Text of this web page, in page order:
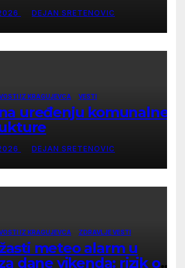
DEJAN SRETENOVIC
IZ KRAGUJEVCA VESTI
uređenju komunalne
DEJAN SRETENOVIC
IZ KRAGUJEVCA ZDRAVLJE VESTI
meteo alarm u
dane vikenda: rizik od